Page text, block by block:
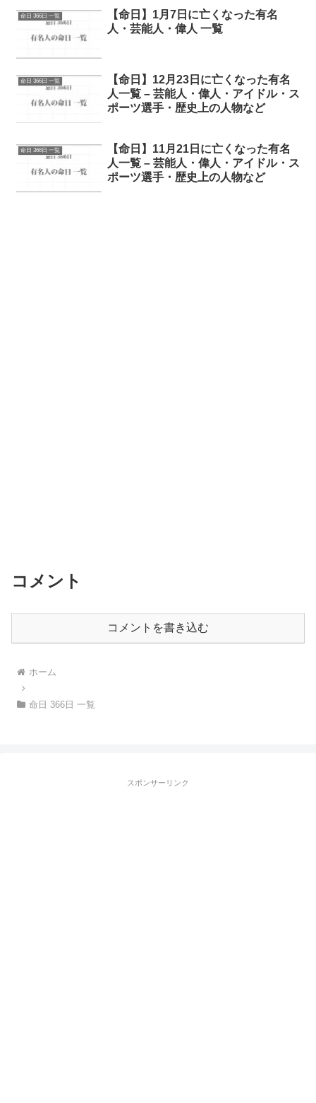
命日 366日 一覧
【命日】1月7日に亡くなった有名
人・芸能人・偉人 一覧
命日 366日 一覧
【命日】12月23日に亡くなった有名
人一覧 – 芸能人・偉人・アイドル・ス
ポーツ選手・歴史上の人物など
命日 366日 一覧
【命日】11月21日に亡くなった有名
人一覧 – 芸能人・偉人・アイドル・ス
ポーツ選手・歴史上の人物など
コメント
コメントを書き込む
ホーム
命日 366日 一覧
スポンサーリンク